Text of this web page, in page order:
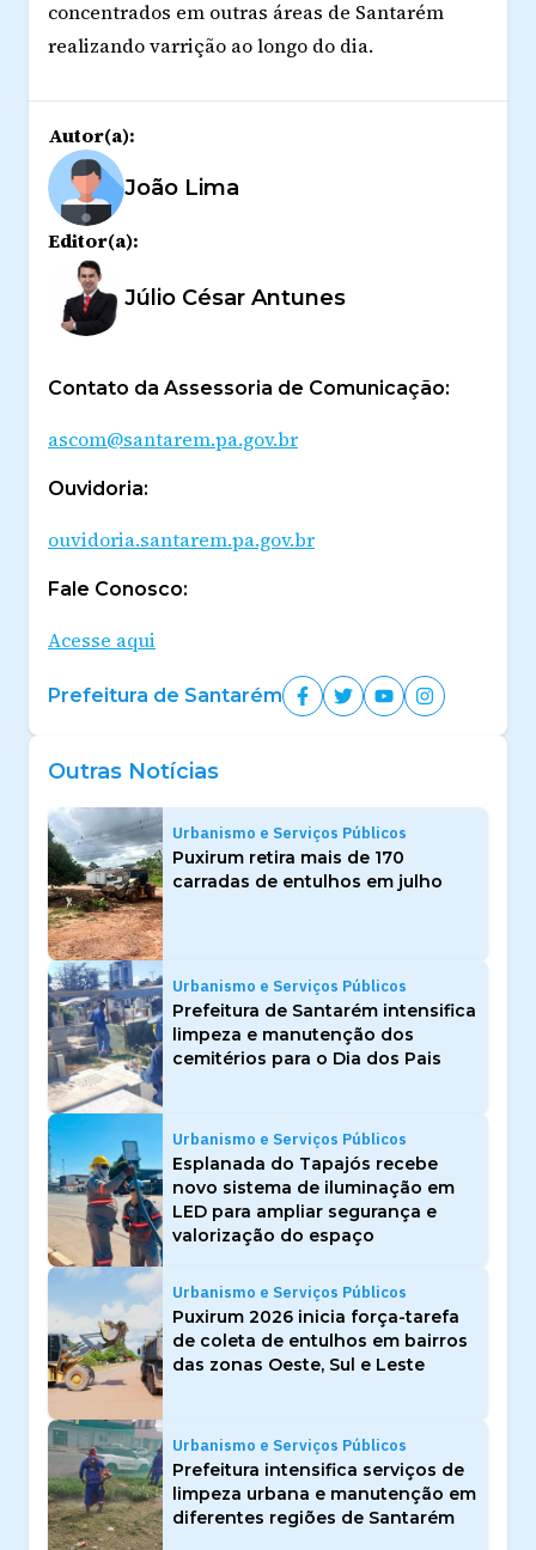
concentrados em outras áreas de Santarém
realizando varrição ao longo do dia.
Autor(a):
João Lima
Editor(a):
Júlio César Antunes
Contato da Assessoria de Comunicação:
ascom@santarem.pa.gov.br
Ouvidoria:
ouvidoria.santarem.pa.gov.br
Fale Conosco:
Acesse aqui
Prefeitura de Santarém
Outras Notícias
Urbanismo e Serviços Públicos
Puxirum retira mais de 170
carradas de entulhos em julho
Urbanismo e Serviços Públicos
Prefeitura de Santarém intensifica
limpeza e manutenção dos
cemitérios para o Dia dos Pais
Urbanismo e Serviços Públicos
Esplanada do Tapajós recebe
novo sistema de iluminação em
LED para ampliar segurança e
valorização do espaço
Urbanismo e Serviços Públicos
Puxirum 2026 inicia força-tarefa
de coleta de entulhos em bairros
das zonas Oeste, Sul e Leste
Urbanismo e Serviços Públicos
Prefeitura intensifica serviços de
limpeza urbana e manutenção em
diferentes regiões de Santarém